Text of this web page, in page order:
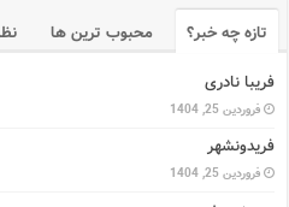
تازه چه خبر؟ محبوب ترین ها
فریبا نادری
فروردین 25, 1404
فریدونشهر
فروردین 25, 1404